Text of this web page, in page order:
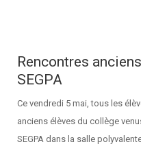
Rencontres
SEGPA
Ce vendredi 5 mai, tous les
anciens élèves du collège
SEGPA dans la salle